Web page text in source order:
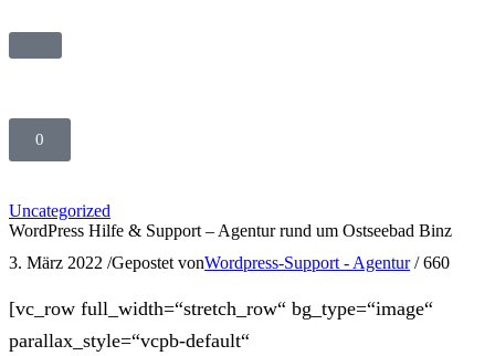
0
Uncategorized
WordPress Hilfe & Support – Agentur rund um Ostseebad Binz
3. März 2022 /Gepostet vonWordpress-Support - Agentur / 660
[vc_row full_width=“stretch_row“ bg_type=“image“
parallax_style=“vcpb-default“